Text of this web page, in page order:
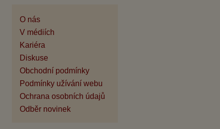
O nás
V médiích
Kariéra
Diskuse
Obchodní podmínky
Podmínky užívání webu
Ochrana osobních údajů
Odběr novinek